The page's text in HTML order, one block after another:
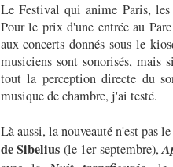
Le Festival qui anime Paris, les
Pour le prix d'une entrée au
aux concerts donnés sous le
musiciens sont sonorisés, mais
tout la perception directe du
musique de chambre, j'ai testé.
Là aussi, la nouveauté n'est pas
de Sibelius (le 1er septembre),